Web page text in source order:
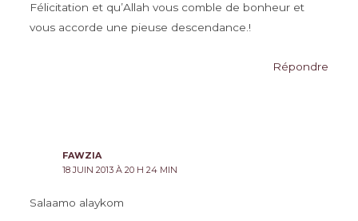
Félicitation et qu’Allah vous comble de bonheur et
vous accorde une pieuse descendance.!
Répondre
FAWZIA
18 JUIN 2013 À 20 H 24 MIN
Salaamo alaykom